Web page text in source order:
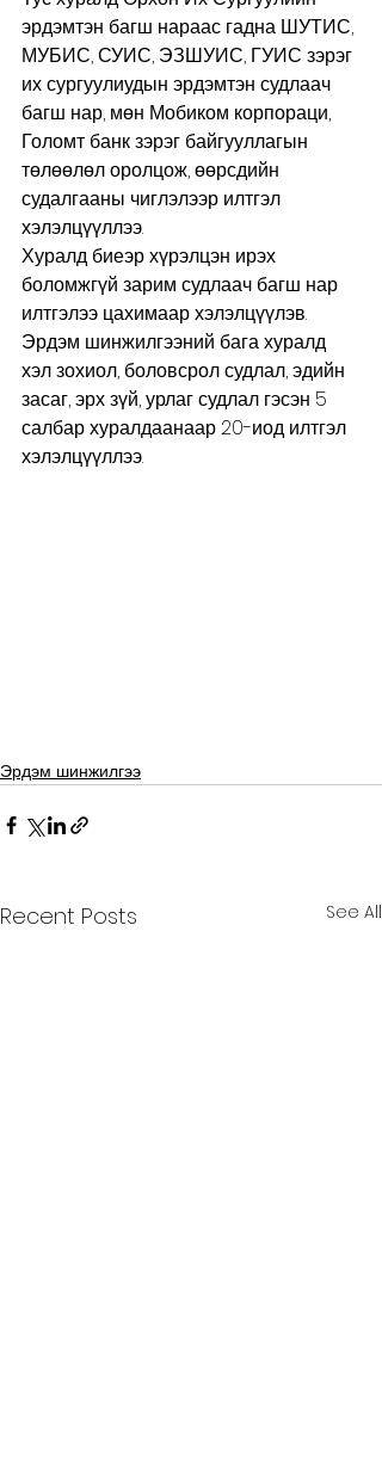
эрдэмтэн багш нараас гадна ШУТИС,
МУБИС, СУИС, ЭЗШУИС, ГУИС зэрэг
их сургуулиудын эрдэмтэн судлаач
багш нар, мөн Мобиком корпораци,
Голомт банк зэрэг байгууллагын
төлөөлөл оролцож, өөрсдийн
судалгааны чиглэлээр илтгэл
хэлэлцүүллээ.
Хуралд биеэр хүрэлцэн ирэх
боломжгүй зарим судлаач багш нар
илтгэлээ цахимаар хэлэлцүүлэв.
Эрдэм шинжилгээний бага хуралд
хэл зохиол, боловсрол судлал, эдийн
засаг, эрх зүй, урлаг судлал гэсэн 5
салбар хуралдаанаар 20-иод илтгэл
хэлэлцүүллээ.
Эрдэм шинжилгээ
Recent Posts See All